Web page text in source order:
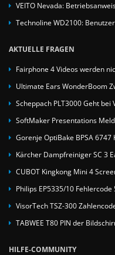
VEITO Nevada:
Technoline WD2100:
AKTUELLE FRAGEN
Fairphone 4 Videos werden
Ultimate Ears WonderBoom
Scheppach PLT3000 Geht bei
SoftMaker Presentations
Gorenje OptiBake BPSA
Kärcher Dampfreiniger SC 3
CUBOT Kingkong Mini 4
Philips EP5335/10 Fehlercode
VisorTech TSZ-300
TABWEE T80 PIN der
HILFE-COMMUNITY